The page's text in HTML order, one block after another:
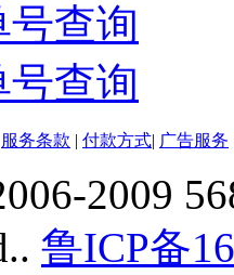
查询
查询
服务条款 | 付款方式| 广告服务
2009
鲁ICP备